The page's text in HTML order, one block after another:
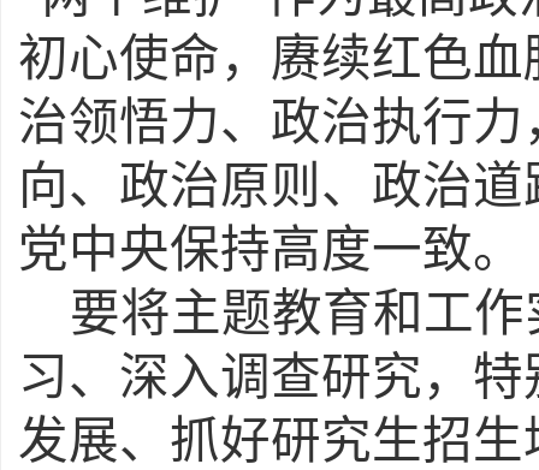
初心使命，赓续红色
治领悟力、政治执行
向、政治原则、政治
党中央保持高度一致。
要将主题教育和工
习、深入调查研究，
发展、抓好研究生招生